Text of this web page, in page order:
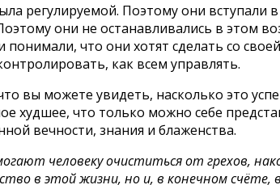
регулируемой. Поэтому они вступали
они не останавливались в этом
что они хотят сделать со
как всем управлять.
вы можете увидеть, насколько это
худшее, что только можно себе
вечности, знания и блаженства.
человеку очиститься от грехов,
в этой жизни, но и, в конечном счёте,